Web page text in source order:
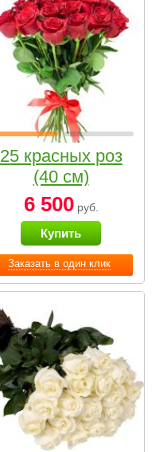
Заказать в один клик
25 красных роз
(40 см)
6 500руб.
Купить